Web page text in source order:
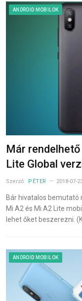
ANDROID MOBILOK
Már
Lite Global
Szerző: PÉTER 2018-07-
Bár hivatalos bemutató
Mi A2 és Mi A2 Lite
lehet őket beszerezni.
ANDROID MOBILOK